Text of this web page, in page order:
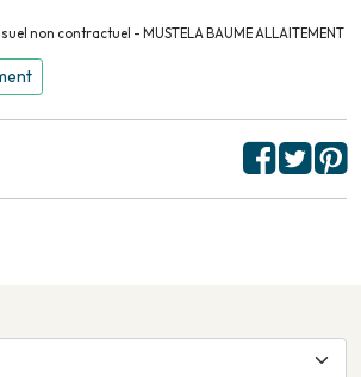
non contractuel - MUSTELA BAUME ALLAITEMENT